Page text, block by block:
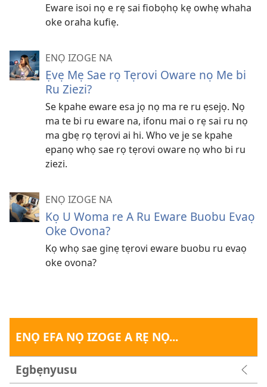
Eware isoi nọ e rẹ sai fiobọhọ kẹ owhẹ whaha
oke oraha kufiẹ.
ENỌ IZOGE NA
Ẹvẹ Mẹ Sae rọ Tẹrovi Oware nọ Me bi
Ru Ziezi?
Se kpahe eware esa jọ nọ ma re ru ẹsejọ. Nọ
ma te bi ru eware na, ifonu mai o rẹ sai ru nọ
ma gbẹ rọ tẹrovi ai hi. Who ve je se kpahe
epanọ whọ sae rọ tẹrovi oware nọ who bi ru
ziezi.
ENỌ IZOGE NA
Kọ U Woma re A Ru Eware Buobu Evaọ
Oke Ovona?
Kọ whọ sae ginẹ tẹrovi eware buobu ru evaọ
oke ovona?
ENỌ EFA NỌ IZOGE A RẸ NỌ...
Egbẹnyusu